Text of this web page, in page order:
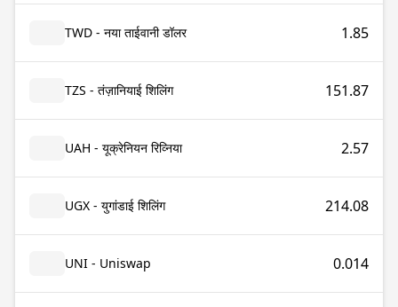
TWD - नया ताईवानी डॉलर 1.85
TZS - तंज़ानियाई शिलिंग 151.87
UAH - यूक्रेनियन रिव्निया 2.57
UGX - युगांडाई शिलिंग 214.08
UNI - Uniswap 0.014